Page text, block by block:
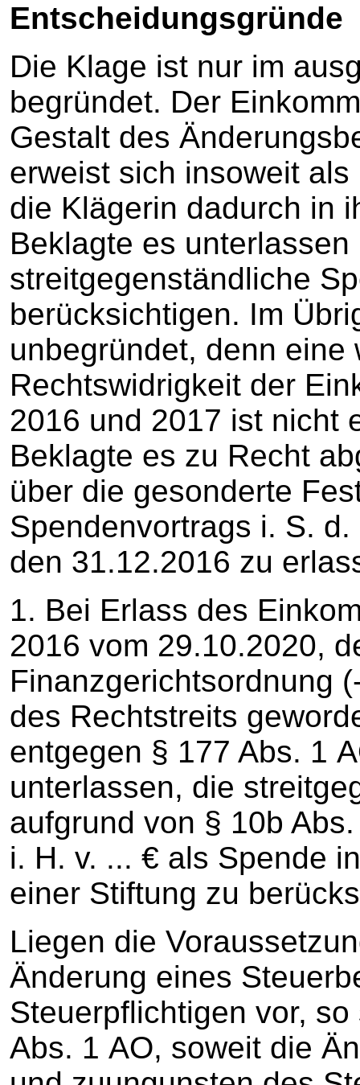
Entscheidungsgründe
Die Klage ist nur im
begründet. Der
Gestalt des
erweist sich insoweit
die Klägerin dadurch in
Beklagte es unterlassen
streitgegenständliche
berücksichtigen. Im
unbegründet, denn eine
Rechtswidrigkeit der
2016 und 2017 ist nicht
Beklagte es zu Recht
über die gesonderte
Spendenvortrags i. S.
den 31.12.2016 zu
1. Bei Erlass des
2016 vom 29.10.2020,
Finanzgerichtsordnung
des Rechtstreits
entgegen § 177 Abs. 1
unterlassen, die
aufgrund von § 10b
i. H. v. ... € als Spende
einer Stiftung zu
Liegen die
Änderung eines
Steuerpflichtigen vor,
Abs. 1 AO, soweit die